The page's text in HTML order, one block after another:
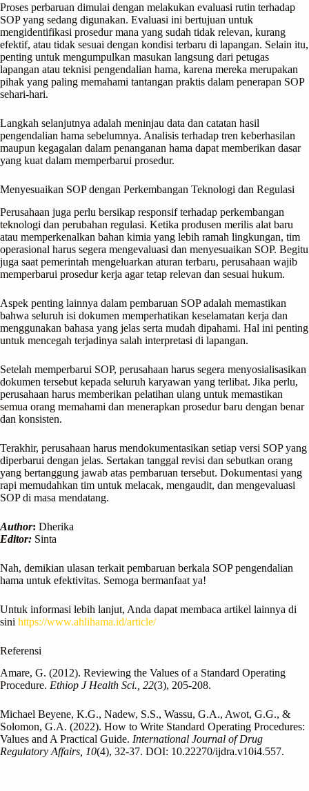
Proses perbaruan dimulai dengan melakukan evaluasi rutin terhadap
SOP yang sedang digunakan. Evaluasi ini bertujuan untuk
mengidentifikasi prosedur mana yang sudah tidak relevan, kurang
efektif, atau tidak sesuai dengan kondisi terbaru di lapangan. Selain itu,
penting untuk mengumpulkan masukan langsung dari petugas
lapangan atau teknisi pengendalian hama, karena mereka merupakan
pihak yang paling memahami tantangan praktis dalam penerapan SOP
sehari-hari.
Langkah selanjutnya adalah meninjau data dan catatan hasil
pengendalian hama sebelumnya. Analisis terhadap tren keberhasilan
maupun kegagalan dalam penanganan hama dapat memberikan dasar
yang kuat dalam memperbarui prosedur.
Menyesuaikan SOP dengan Perkembangan Teknologi dan Regulasi
Perusahaan juga perlu bersikap responsif terhadap perkembangan
teknologi dan perubahan regulasi. Ketika produsen merilis alat baru
atau memperkenalkan bahan kimia yang lebih ramah lingkungan, tim
operasional harus segera mengevaluasi dan menyesuaikan SOP. Begitu
juga saat pemerintah mengeluarkan aturan terbaru, perusahaan wajib
memperbarui prosedur kerja agar tetap relevan dan sesuai hukum.
Aspek penting lainnya dalam pembaruan SOP adalah memastikan
bahwa seluruh isi dokumen memperhatikan keselamatan kerja dan
menggunakan bahasa yang jelas serta mudah dipahami. Hal ini penting
untuk mencegah terjadinya salah interpretasi di lapangan.
Setelah memperbarui SOP, perusahaan harus segera menyosialisasikan
dokumen tersebut kepada seluruh karyawan yang terlibat. Jika perlu,
perusahaan harus memberikan pelatihan ulang untuk memastikan
semua orang memahami dan menerapkan prosedur baru dengan benar
dan konsisten.
Terakhir, perusahaan harus mendokumentasikan setiap versi SOP yang
diperbarui dengan jelas. Sertakan tanggal revisi dan sebutkan orang
yang bertanggung jawab atas pembaruan tersebut. Dokumentasi yang
rapi memudahkan tim untuk melacak, mengaudit, dan mengevaluasi
SOP di masa mendatang.
Author: Dherika
Editor: Sinta
Nah, demikian ulasan terkait pembaruan berkala SOP pengendalian
hama untuk efektivitas. Semoga bermanfaat ya!
Untuk informasi lebih lanjut, Anda dapat membaca artikel lainnya di
sini https://www.ahlihama.id/article/
Referensi
Amare, G. (2012). Reviewing the Values of a Standard Operating
Procedure. Ethiop J Health Sci., 22(3), 205-208.
Michael Beyene, K.G., Nadew, S.S., Wassu, G.A., Awot, G.G., &
Solomon, G.A. (2022). How to Write Standard Operating Procedures:
Values and A Practical Guide. International Journal of Drug
Regulatory Affairs, 10(4), 32-37. DOI: 10.22270/ijdra.v10i4.557.